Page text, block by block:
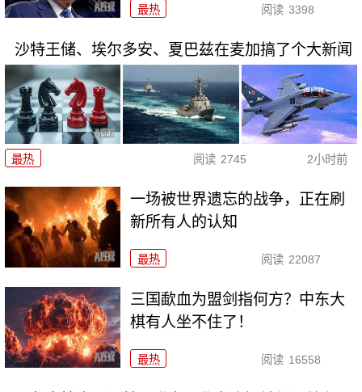
最热 阅读 3398
沙特王储、埃尔多安、夏巴兹在麦加搞了个大新闻
最热 阅读 2745 2小时前
一场被世界遗忘的战争，正在刷
新所有人的认知
最热 阅读 22087
三国歃血为盟剑指何方？中东大
棋有人坐不住了！
最热 阅读 16558